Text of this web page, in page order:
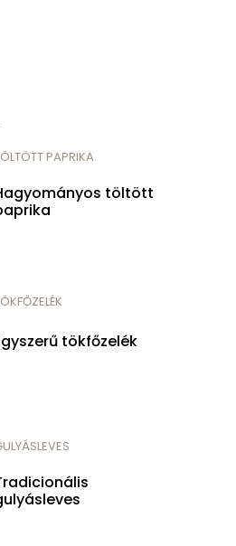
PAPRIKA
töltött
tökfőzelék